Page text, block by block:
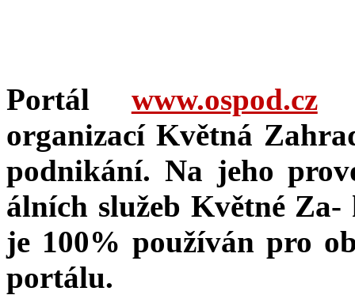
Portál www.ospod.czje
organizací Květná
podnikání. Na jeho
álních služeb Květné
je 100% používán pro
portálu.